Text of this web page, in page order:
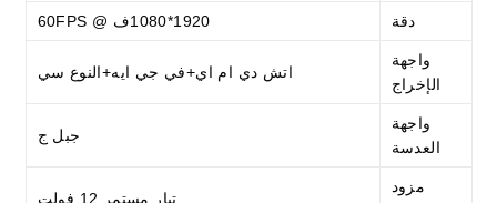
دقة 1920*1080ف @ 60FPS
واجهة
الإخراج
اتش دي ام اي+في جي ايه+النوع سي
واجهة
العدسة
جبل ج
مزود
تيار مستمر 12 فولت